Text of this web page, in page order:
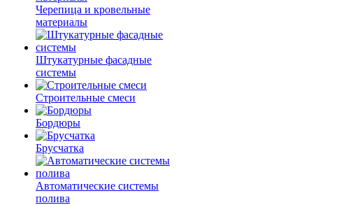
Черепица и кровельные
материалы
Штукатурные фасадные
системы
Строительные смеси
Бордюры
Брусчатка
Автоматические системы
полива